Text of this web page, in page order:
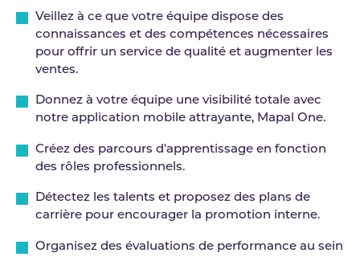
Veillez à ce que votre équipe dispose des
connaissances et des compétences nécessaires
pour offrir un service de qualité et augmenter les
ventes.
Donnez à votre équipe une visibilité totale avec
notre application mobile attrayante, Mapal One.
Créez des parcours d'apprentissage en fonction
des rôles professionnels.
Détectez les talents et proposez des plans de
carrière pour encourager la promotion interne.
Organisez des évaluations de performance au sein